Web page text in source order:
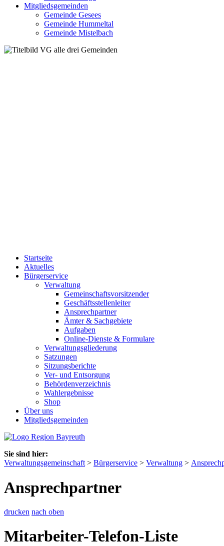
Mitgliedsgemeinden
Gemeinde Gesees
Gemeinde Hummeltal
Gemeinde Mistelbach
Startseite
Aktuelles
Bürgerservice
Verwaltung
Gemeinschaftsvorsitzender
Geschäftsstellenleiter
Ansprechpartner
Ämter & Sachgebiete
Aufgaben
Online-Dienste & Formulare
Verwaltungsgliederung
Satzungen
Sitzungsberichte
Ver- und Entsorgung
Behördenverzeichnis
Wahlergebnisse
Shop
Über uns
Mitgliedsgemeinden
Sie sind hier:
Verwaltungsgemeinschaft > Bürgerservice > Verwaltung >
Ansprechpartner
drucken nach oben
Mitarbeiter-Telefon-Liste